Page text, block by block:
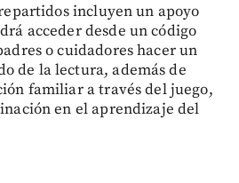
incluyen un apoyo
acceder desde un código
o cuidadores hacer un
de la lectura, además de
familiar a través del juego,
en el aprendizaje del